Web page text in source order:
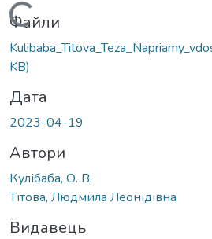
Вантажиться...
Файли
KB)
Дата
2023-04-19
Автори
Кулібаба, О. В.
Тітова, Людмила Леонідівна
Видавець